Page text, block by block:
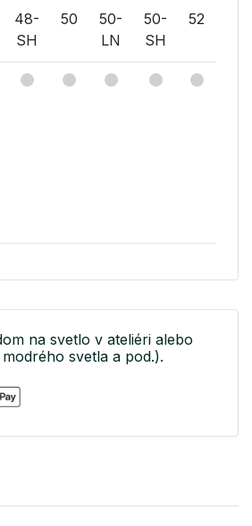
48-
SH
50
50-
LN
50-
SH
52
na svetlo v ateliéri alebo
svetla a pod.).